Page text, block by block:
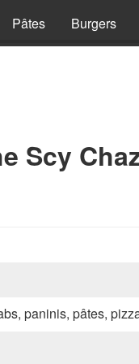
Pâtes Burgers
Scy
paninis, pâtes,